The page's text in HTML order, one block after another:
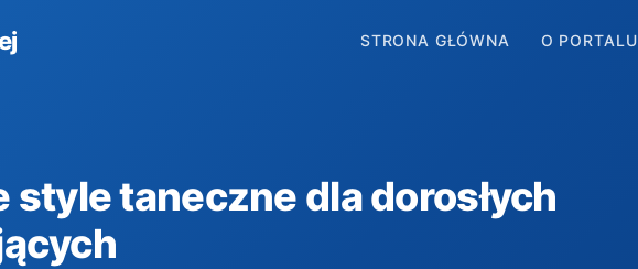
STRONA GŁÓWNA O PORTALU
style taneczne dla dorosłych